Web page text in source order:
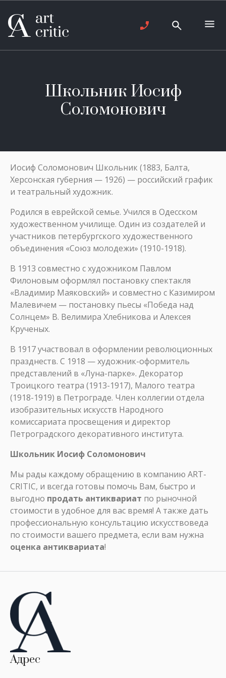
Школьник Иосиф
Соломонович
Иосиф Соломонович Школьник (1883, Балта,
Херсонская губерния — 1926) — российский график
и театральный художник.
Родился в еврейской семье. Учился в Одесском
художественном училище. Один из создателей и
участников петербургского художественного
объединения «Союз молодежи» (1910-1918).
B 1913 cовместно с художником Павлом
Филоновым оформлял постановку спектакля
«Владимир Маяковский» и совместно с Казимиром
Малевичем — постановку пьесы «Победа над
Солнцем» В. Велимирa Хлебникова и Алексея
Крученых.
В 1917 участвовал в оформлении революционных
празднеств. С 1918 — художник-оформитель
представлений в «Луна-парке». Декоратор
Троицкого театра (1913-1917), Малого театра
(1918-1919) в Петрограде. Член коллегии отдела
изобразительных искусств Народного
комиссариата просвещения и директор
Петроградского декоративного института.
Школьник Иосиф Соломонович
Мы рады каждому обращению в компанию ART-
CRITIC, и всегда готовы помочь Вам, быстро и
выгодно продать антиквариат по рыночной
стоимости в удобное для вас время! А также дать
профессиональную консультацию искусствоведа
по стоимости вашего предмета, если вам нужна
оценка антиквариата!
Адрес